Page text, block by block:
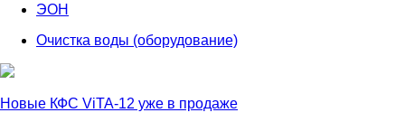
ЭОН
Очистка воды (оборудование)
Новые КФС ViTA-12 уже в продаже